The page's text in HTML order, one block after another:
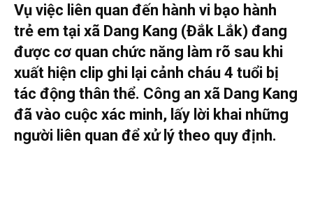
Vụ việc liên quan đến hành vi bạo hành
trẻ em tại xã Dang Kang (Đắk Lắk) đang
được cơ quan chức năng làm rõ sau khi
xuất hiện clip ghi lại cảnh cháu 4 tuổi bị
tác động thân thể. Công an xã Dang Kang
đã vào cuộc xác minh, lấy lời khai những
người liên quan để xử lý theo quy định.